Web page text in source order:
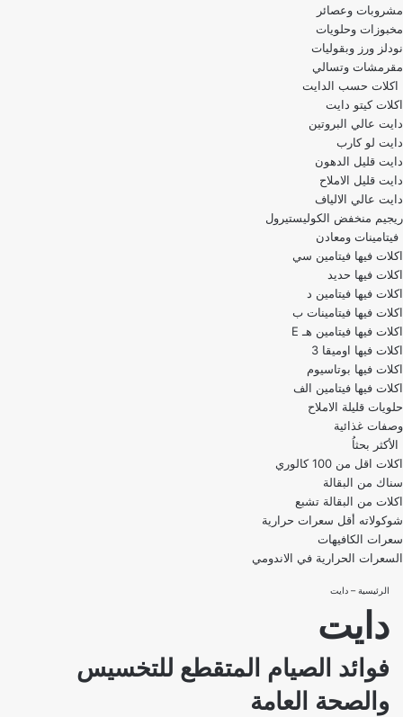
مشروبات وعصائر
مخبوزات وحلويات
نودلز ورز وبقوليات
مقرمشات وتسالي
اكلات حسب الدايت
اكلات كيتو دايت
دايت عالي البروتين
دايت لو كارب
دايت قليل الدهون
دايت قليل الاملاح
دايت عالي الالياف
ريجيم منخفض الكوليستيرول
فيتامينات ومعادن
اكلات فيها فيتامين سي
اكلات فيها حديد
اكلات فيها فيتامين د
اكلات فيها فيتامينات ب
اكلات فيها فيتامين هـ E
اكلات فيها اوميقا 3
اكلات فيها بوتاسيوم
اكلات فيها فيتامين الف
حلويات قليلة الاملاح
وصفات غذائية
الأكثر بحثاُ
اكلات اقل من 100 كالوري
اكلات من البقالة تشبع
شوكولاته أقل سعرات حرارية
سعرات الكافيهات
السعرات الحرارية في الاندومي
الرئيسية– دايت
دايت
فوائد الصيام المتقطع للتخسيس
والصحة العامة